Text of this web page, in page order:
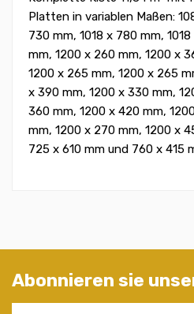
Platten in variablen Maßen:
730 mm, 1018 x 780 mm,
mm, 1200 x 260 mm, 1200 x
1200 x 265 mm, 1200 x 265
x 390 mm, 1200 x 330 mm,
360 mm, 1200 x 420 mm,
mm, 1200 x 270 mm, 1200 x
725 x 610 mm und 760 x 415
Abonnieren sie